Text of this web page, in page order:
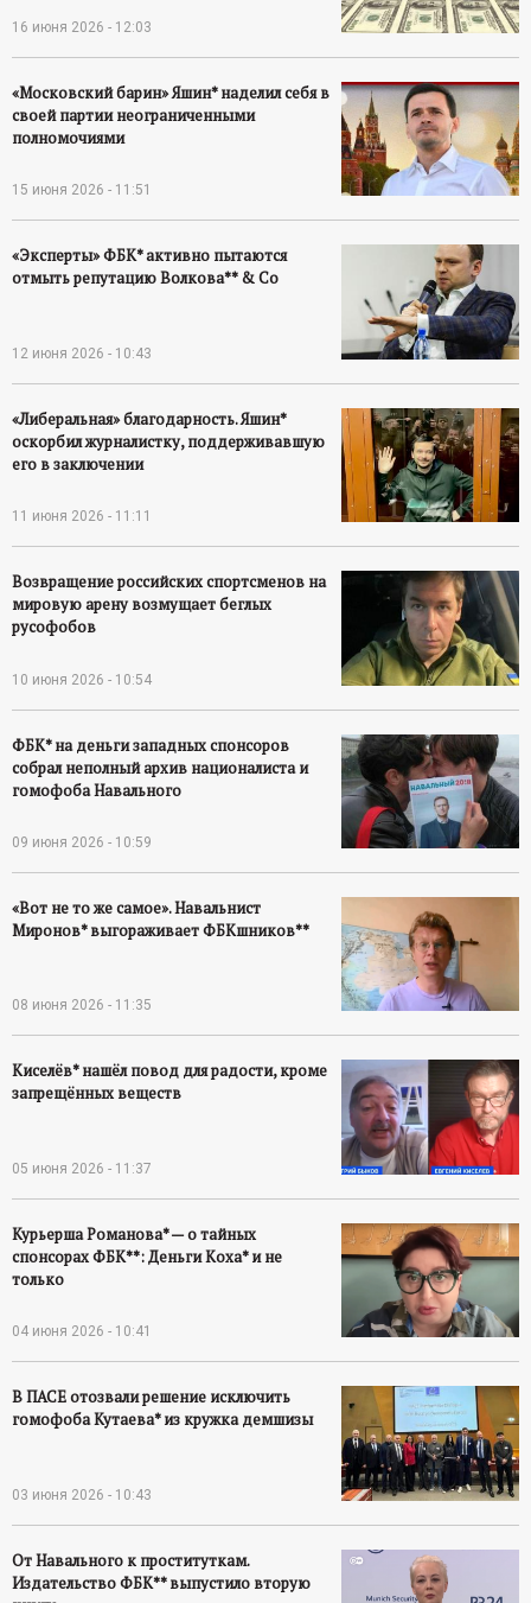
16 июня 2026 - 12:03
«Московский барин» Яшин* наделил себя в
своей партии неограниченными
полномочиями
15 июня 2026 - 11:51
«Эксперты» ФБК* активно пытаются
отмыть репутацию Волкова** & Co
12 июня 2026 - 10:43
«Либеральная» благодарность. Яшин*
оскорбил журналистку, поддерживавшую
его в заключении
11 июня 2026 - 11:11
Возвращение российских спортсменов на
мировую арену возмущает беглых
русофобов
10 июня 2026 - 10:54
ФБК* на деньги западных спонсоров
собрал неполный архив националиста и
гомофоба Навального
09 июня 2026 - 10:59
«Вот не то же самое». Навальнист
Миронов* выгораживает ФБКшников**
08 июня 2026 - 11:35
Киселёв* нашёл повод для радости, кроме
запрещённых веществ
05 июня 2026 - 11:37
Курьерша Романова* — о тайных
спонсорах ФБК**: Деньги Коха* и не
только
04 июня 2026 - 10:41
В ПАСЕ отозвали решение исключить
гомофоба Кутаева* из кружка демшизы
03 июня 2026 - 10:43
От Навального к проституткам.
Издательство ФБК** выпустило вторую